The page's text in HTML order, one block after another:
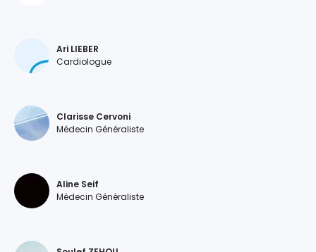
Ari LIEBER
Cardiologue
Clarisse Cervoni
Médecin Généraliste
Aline Seif
Médecin Généraliste